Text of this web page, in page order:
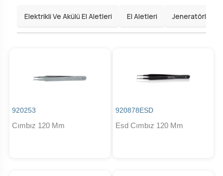
Elektrikli Ve Akülü El Aletleri El Aletleri Jeneratörler
920253
Cımbız 120 Mm
920878ESD
Esd Cımbız 120 Mm